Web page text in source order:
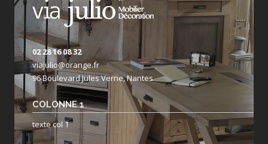
02 28 16 08 32
viajulio@orange.fr
96 Boulevard Jules Verne, Nantes
COLONNE 1
texte col 1